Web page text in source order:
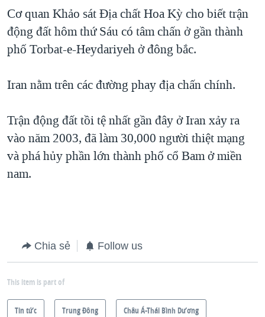
Cơ quan Khảo sát Địa chất Hoa Kỳ cho biết trận
động đất hôm thứ Sáu có tâm chấn ở gần thành
phố Torbat-e-Heydariyeh ở đông bắc.
Iran nằm trên các đường phay địa chấn chính.
Trận động đất tồi tệ nhất gần đây ở Iran xảy ra
vào năm 2003, đã làm 30,000 người thiệt mạng
và phá hủy phần lớn thành phố cổ Bam ở miền
nam.
Chia sẻ Follow us
This item is part of
Tin tức Trung Ðông Châu Á-Thái Bình Dương